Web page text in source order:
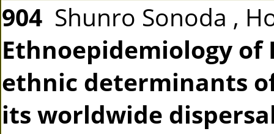
904 Shunro Sonoda ,
Ethnoepidemiology of
ethnic determinants
its worldwide